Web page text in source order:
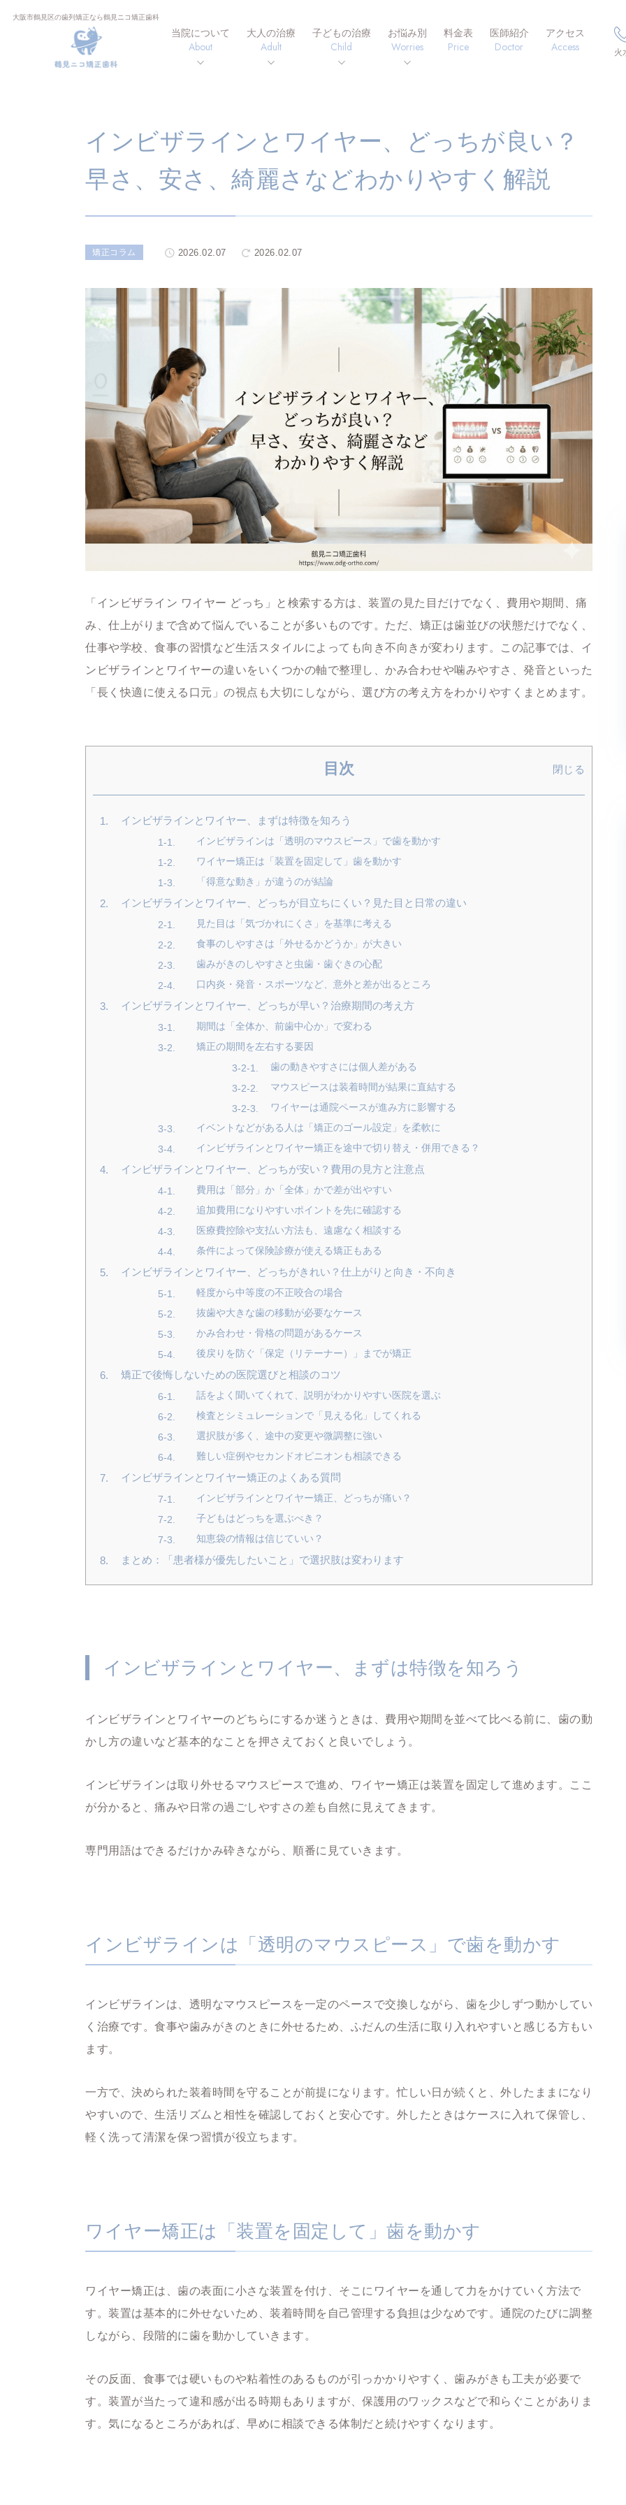
大阪市鶴見区の歯列矯正なら鶴見ニコ矯正歯科
当院について
About
大人の治療
Adult
子どもの治療
Child
お悩み別
Worries
料金表
Price
医師紹介
Doctor
アクセス
Access 火
インビザラインとワイヤー、どっちが良い？
早さ、安さ、綺麗さなどわかりやすく解説
矯正コラム 2026.02.07 2026.02.07
「インビザライン ワイヤー どっち」と検索する方は、装置の見た目だけでなく、費用や期間、痛
み、仕上がりまで含めて悩んでいることが多いものです。ただ、矯正は歯並びの状態だけでなく、
仕事や学校、食事の習慣など生活スタイルによっても向き不向きが変わります。この記事では、イ
ンビザラインとワイヤーの違いをいくつかの軸で整理し、かみ合わせや噛みやすさ、発音といった
「長く快適に使える口元」の視点も大切にしながら、選び方の考え方をわかりやすくまとめます。
目次 閉じる
インビザラインとワイヤー、まずは特徴を知ろう
インビザラインは「透明のマウスピース」で歯を動かす
ワイヤー矯正は「装置を固定して」歯を動かす
「得意な動き」が違うのが結論
インビザラインとワイヤー、どっちが目立ちにくい？見た目と日常の違い
見た目は「気づかれにくさ」を基準に考える
食事のしやすさは「外せるかどうか」が大きい
歯みがきのしやすさと虫歯・歯ぐきの心配
口内炎・発音・スポーツなど、意外と差が出るところ
インビザラインとワイヤー、どっちが早い？治療期間の考え方
期間は「全体か、前歯中心か」で変わる
矯正の期間を左右する要因
歯の動きやすさには個人差がある
マウスピースは装着時間が結果に直結する
ワイヤーは通院ペースが進み方に影響する
イベントなどがある人は「矯正のゴール設定」を柔軟に
インビザラインとワイヤー矯正を途中で切り替え・併用できる？
インビザラインとワイヤー、どっちが安い？費用の見方と注意点
費用は「部分」か「全体」かで差が出やすい
追加費用になりやすいポイントを先に確認する
医療費控除や支払い方法も、遠慮なく相談する
条件によって保険診療が使える矯正もある
インビザラインとワイヤー、どっちがきれい？仕上がりと向き・不向き
軽度から中等度の不正咬合の場合
抜歯や大きな歯の移動が必要なケース
かみ合わせ・骨格の問題があるケース
後戻りを防ぐ「保定（リテーナー）」までが矯正
矯正で後悔しないための医院選びと相談のコツ
話をよく聞いてくれて、説明がわかりやすい医院を選ぶ
検査とシミュレーションで「見える化」してくれる
選択肢が多く、途中の変更や微調整に強い
難しい症例やセカンドオピニオンも相談できる
インビザラインとワイヤー矯正のよくある質問
インビザラインとワイヤー矯正、どっちが痛い？
子どもはどっちを選ぶべき？
知恵袋の情報は信じていい？
まとめ：「患者様が優先したいこと」で選択肢は変わります
インビザラインとワイヤー、まずは特徴を知ろう
インビザラインとワイヤーのどちらにするか迷うときは、費用や期間を並べて比べる前に、歯の動
かし方の違いなど基本的なことを押さえておくと良いでしょう。
インビザラインは取り外せるマウスピースで進め、ワイヤー矯正は装置を固定して進めます。ここ
が分かると、痛みや日常の過ごしやすさの差も自然に見えてきます。
専門用語はできるだけかみ砕きながら、順番に見ていきます。
インビザラインは「透明のマウスピース」で歯を動かす
インビザラインは、透明なマウスピースを一定のペースで交換しながら、歯を少しずつ動かしてい
く治療です。食事や歯みがきのときに外せるため、ふだんの生活に取り入れやすいと感じる方もい
ます。
一方で、決められた装着時間を守ることが前提になります。忙しい日が続くと、外したままになり
やすいので、生活リズムと相性を確認しておくと安心です。外したときはケースに入れて保管し、
軽く洗って清潔を保つ習慣が役立ちます。
ワイヤー矯正は「装置を固定して」歯を動かす
ワイヤー矯正は、歯の表面に小さな装置を付け、そこにワイヤーを通して力をかけていく方法で
す。装置は基本的に外せないため、装着時間を自己管理する負担は少なめです。通院のたびに調整
しながら、段階的に歯を動かしていきます。
その反面、食事では硬いものや粘着性のあるものが引っかかりやすく、歯みがきも工夫が必要で
す。装置が当たって違和感が出る時期もありますが、保護用のワックスなどで和らぐことがありま
す。気になるところがあれば、早めに相談できる体制だと続けやすくなります。